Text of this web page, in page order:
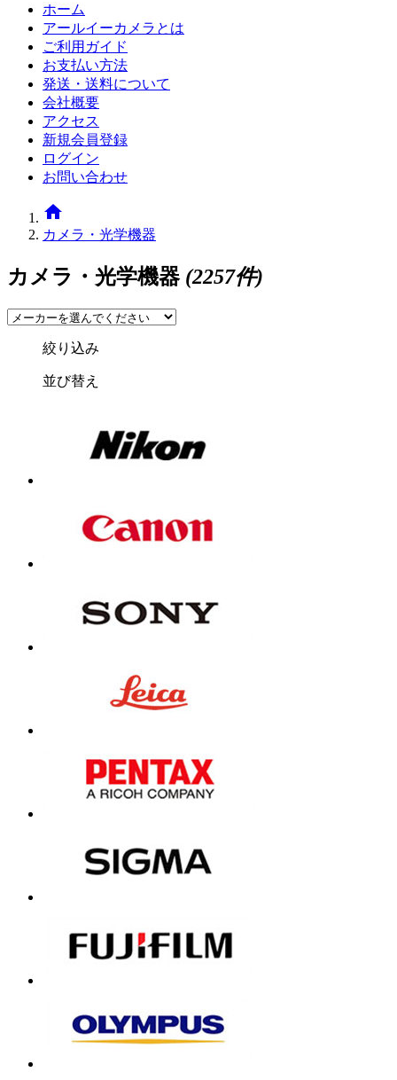
ホーム
アールイーカメラとは
ご利用ガイド
お支払い方法
発送・送料について
会社概要
アクセス
新規会員登録
ログイン
お問い合わせ
home
カメラ・光学機器
カメラ・光学機器(2257件)
絞り込み
並び替え